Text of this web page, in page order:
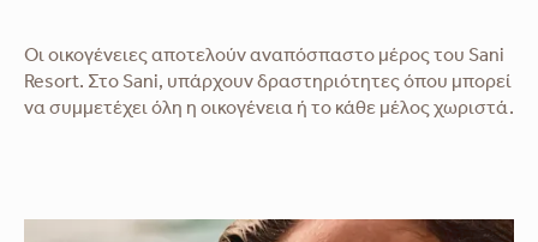
Οι οικογένειες αποτελούν αναπόσπαστο μέρος του Sani
Resort. Στο Sani, υπάρχουν δραστηριότητες όπου μπορεί
να συμμετέχει όλη η οικογένεια ή το κάθε μέλος χωριστά.